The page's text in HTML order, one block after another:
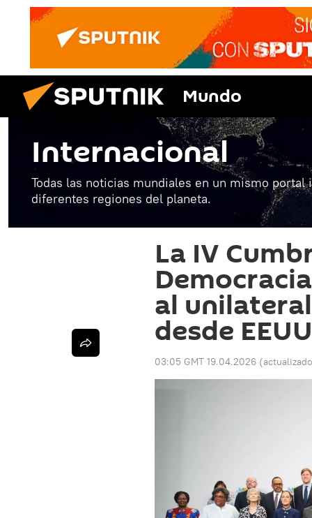
Mundo
Internacional
Todas las noticias mundiales en un mismo
diferentes regiones del planeta.
La IV
al
desde
03:05 GMT 19.04.2026